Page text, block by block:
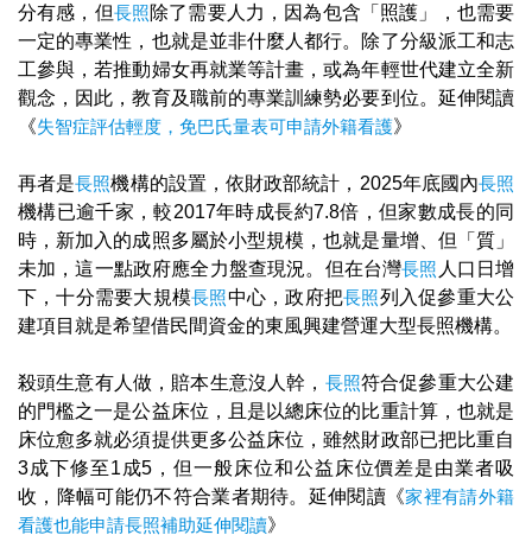
分有感，但長照除了需要人力，因為包含「照護」，也需要
一定的專業性，也就是並非什麼人都行。除了分級派工和志
工參與，若推動婦女再就業等計畫，或為年輕世代建立全新
觀念，因此，教育及職前的專業訓練勢必要到位。延伸閱讀
《失智症評估輕度，免巴氏量表可申請外籍看護》
再者是長照機構的設置，依財政部統計，2025年底國內長照
機構已逾千家，較2017年時成長約7.8倍，但家數成長的同
時，新加入的成照多屬於小型規模，也就是量增、但「質」
未加，這一點政府應全力盤查現況。但在台灣長照 人口日增
下，十分需要大規模長照中心，政府把長照列入促參重大公
建項目就是希望借民間資金的東風興建營運大型長照機構。
殺頭生意有人做，賠本生意沒人幹， 長照符合促參重大公建
的門檻之一是公益床位，且是以總床位的比重計算，也就是
床位愈多就必須提供更多公益床位，雖然財政部已把比重自
3成下修至1成5，但一般床位和公益床位價差是由業者吸
收，降幅可能仍不符合業者期待。延伸閱讀《家裡有請外籍
看護也能申請長照補助延伸閱讀》